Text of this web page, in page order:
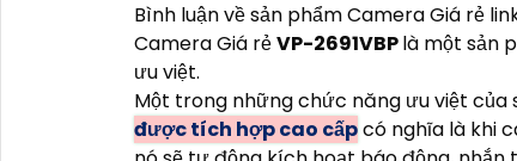
Bình luận về sản phẩm Camera Giá rẻ
Camera Giá rẻVP-2691VBPlà một sản
ưu việt.
Một trong những chức năng ưu việt của
được tích hợp cao cấpcó nghĩa là khi